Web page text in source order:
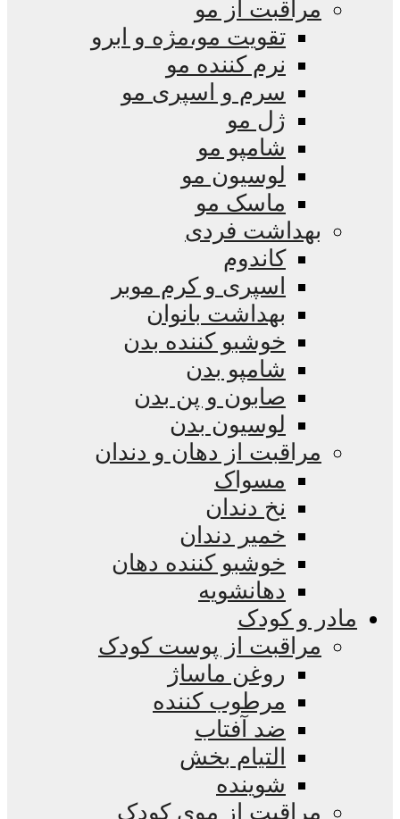
مراقبت از مو
تقویت مو،مژه و ابرو
نرم کننده مو
سرم و اسپری مو
ژل مو
شامپو مو
لوسیون مو
ماسک مو
بهداشت فردی
کاندوم
اسپری و کرم موبر
بهداشت بانوان
خوشبو کننده بدن
شامپو بدن
صابون و پن بدن
لوسیون بدن
مراقبت از دهان و دندان
مسواک
نخ دندان
خمیر دندان
خوشبو کننده دهان
دهانشویه
مادر و کودک
مراقبت از پوست کودک
روغن ماساژ
مرطوب کننده
ضد آفتاب
التیام بخش
شوینده
مراقبت از موی کودک